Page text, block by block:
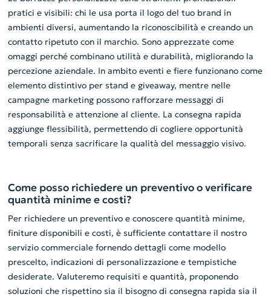
pratici e visibili: chi le usa porta il logo del tuo brand in
ambienti diversi, aumentando la riconoscibilità e creando un
contatto ripetuto con il marchio. Sono apprezzate come
omaggi perché combinano utilità e durabilità, migliorando la
percezione aziendale. In ambito eventi e fiere funzionano come
elemento distintivo per stand e giveaway, mentre nelle
campagne marketing possono rafforzare messaggi di
responsabilità e attenzione al cliente. La consegna rapida
aggiunge flessibilità, permettendo di cogliere opportunità
temporali senza sacrificare la qualità del messaggio visivo.
Come posso richiedere un preventivo o verificare
quantità minime e costi?
Per richiedere un preventivo e conoscere quantità minime,
finiture disponibili e costi, è sufficiente contattare il nostro
servizio commerciale fornendo dettagli come modello
prescelto, indicazioni di personalizzazione e tempistiche
desiderate. Valuteremo requisiti e quantità, proponendo
soluzioni che rispettino sia il bisogno di consegna rapida sia il